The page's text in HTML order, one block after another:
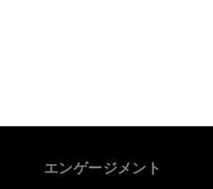
エンゲージメント